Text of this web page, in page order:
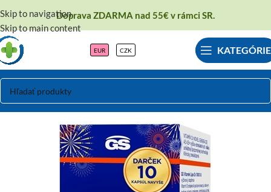
Skip to navigation
Skip to main content
Doprava ZDARMA nad 55€ v rámci SR.
EUR CZK KATEGÓRIE